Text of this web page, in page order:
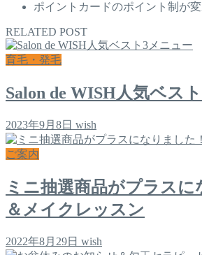
ポイントカードのポイント制が変
RELATED POST
育毛・発毛
Salon de WISH人気ベス
2023年9月8日 wish
ご案内
ミニ抽選商品がプラスに
＆メイクレッスン
2022年8月29日 wish